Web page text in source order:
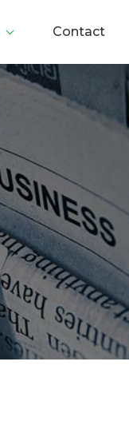
Contact